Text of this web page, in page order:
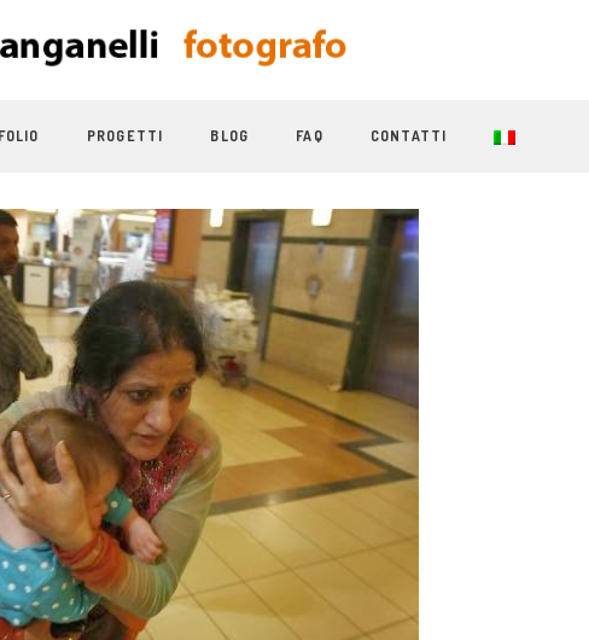
PROGETTI BLOG FAQ CONTATTI